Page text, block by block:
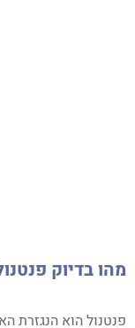
בדיוק פנטנול?